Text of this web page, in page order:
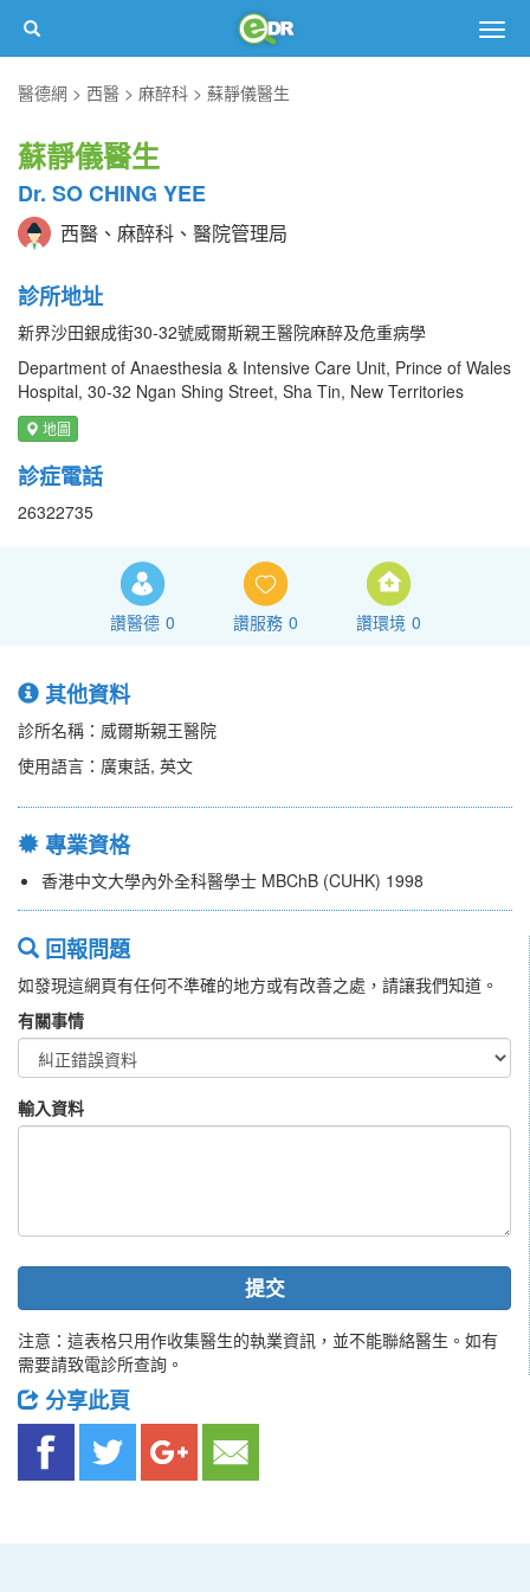
醫德網
西醫 麻醉科 蘇靜儀醫生
蘇靜儀醫生
Dr. SO CHING YEE
西醫、麻醉科、醫院管理局
診所地址
新界沙田銀成街30-32號威爾斯親王醫院麻醉及危重病學
Department of Anaesthesia & Intensive Care Unit, Prince of Wales
Hospital, 30-32 Ngan Shing Street, Sha Tin, New Territories
地圖
診症電話
26322735
讚醫德 0 讚服務 0 讚環境 0
其他資料
診所名稱：威爾斯親王醫院
使用語言：廣東話, 英文
專業資格
香港中文大學內外全科醫學士 MBChB (CUHK) 1998
回報問題
如發現這網頁有任何不準確的地方或有改善之處，請讓我們知道。
有關事情
輸入資料
提交
注意：這表格只用作收集醫生的執業資訊，並不能聯絡醫生。如有
需要請致電診所查詢。
分享此頁